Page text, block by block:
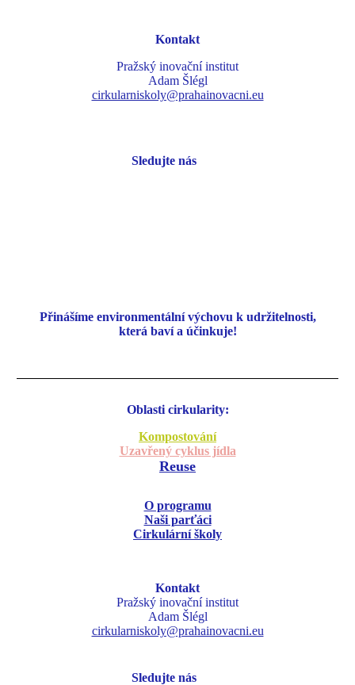
Kontakt
Pražský inovační institut
Adam Šlégl
cirkularniskoly@prahainovacni.eu
Sledujte nás
Přinášíme environmentálnívýchovu k udržitelnosti,
která baví a účinkuje!
Oblasti cirkularity:
Kompostování
Uzavřený cyklus jídla
Reuse
O programu
Naši parťáci
Cirkulární školy
Kontakt
Pražský inovační institut
Adam Šlégl
cirkularniskoly@prahainovacni.eu
Sledujte nás